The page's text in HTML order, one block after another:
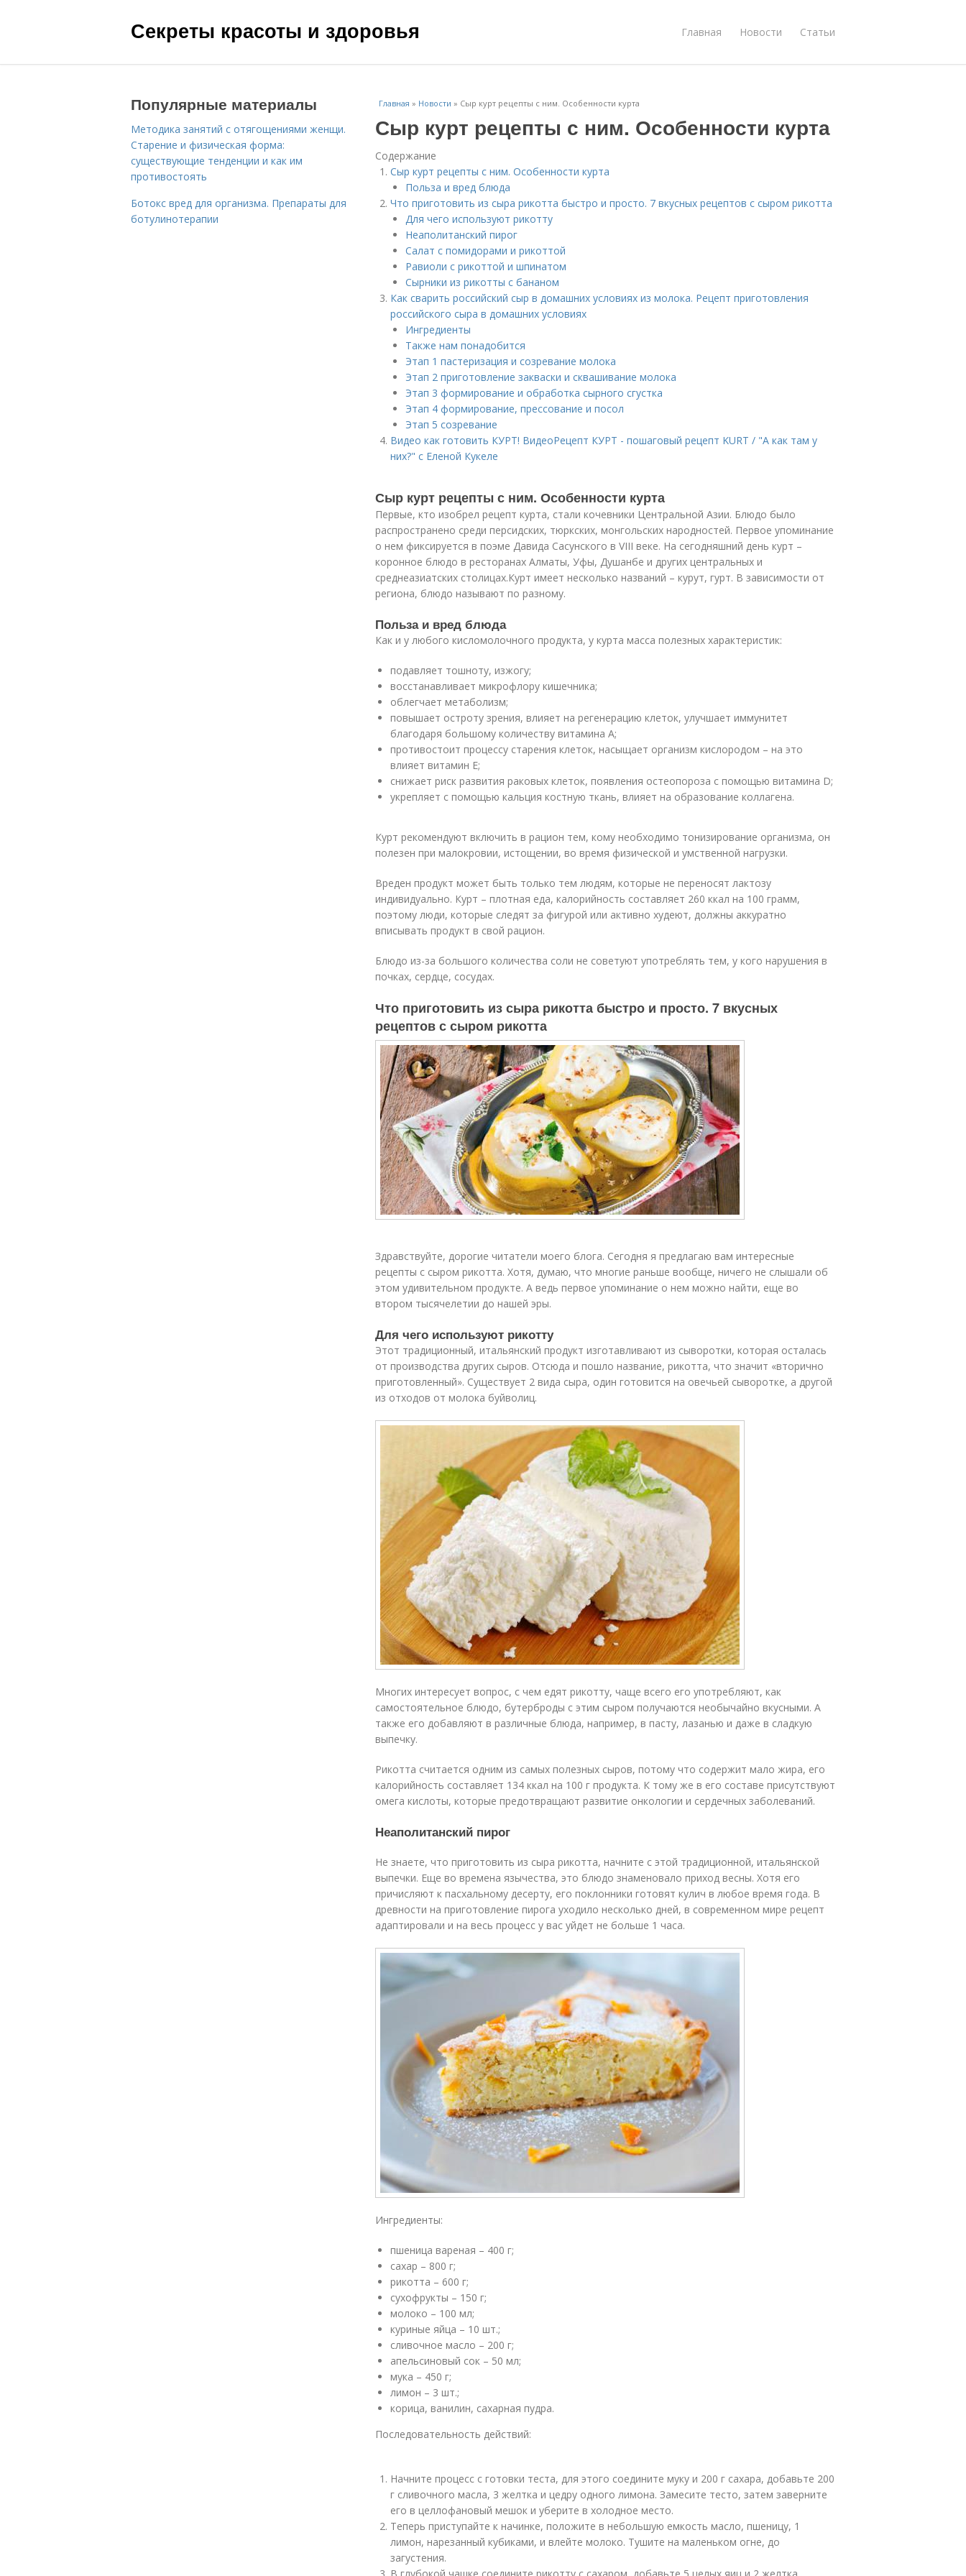
Секреты красоты и здоровья Главная Новости Статьи
Главная » Новости » Сыр курт рецепты с ним. Особенности курта
Сыр курт рецепты с ним. Особенности курта
Содержание
Сыр курт рецепты с ним. Особенности курта
Польза и вред блюда
Что приготовить из сыра рикотта быстро и просто. 7 вкусных рецептов с сыром рикотта
Для чего используют рикотту
Неаполитанский пирог
Салат с помидорами и рикоттой
Равиоли с рикоттой и шпинатом
Сырники из рикотты с бананом
Как сварить российский сыр в домашних условиях из молока. Рецепт приготовления
российского сыра в домашних условиях
Ингредиенты
Также нам понадобится
Этап 1 пастеризация и созревание молока
Этап 2 приготовление закваски и сквашивание молока
Этап 3 формирование и обработка сырного сгустка
Этап 4 формирование, прессование и посол
Этап 5 созревание
Видео как готовить КУРТ! ВидеоРецепт КУРТ - пошаговый рецепт KURT / "А как там у
них?" c Еленой Кукеле
Сыр курт рецепты с ним. Особенности курта
Первые, кто изобрел рецепт курта, стали кочевники Центральной Азии. Блюдо было
распространено среди персидских, тюркских, монгольских народностей. Первое упоминание
о нем фиксируется в поэме Давида Сасунского в VIII веке. На сегодняшний день курт –
коронное блюдо в ресторанах Алматы, Уфы, Душанбе и других центральных и
среднеазиатских столицах.Курт имеет несколько названий – курут, гурт. В зависимости от
региона, блюдо называют по разному.
Польза и вред блюда
Как и у любого кисломолочного продукта, у курта масса полезных характеристик:
подавляет тошноту, изжогу;
восстанавливает микрофлору кишечника;
облегчает метаболизм;
повышает остроту зрения, влияет на регенерацию клеток, улучшает иммунитет
благодаря большому количеству витамина А;
противостоит процессу старения клеток, насыщает организм кислородом – на это
влияет витамин Е;
снижает риск развития раковых клеток, появления остеопороза с помощью витамина D;
укрепляет с помощью кальция костную ткань, влияет на образование коллагена.
Курт рекомендуют включить в рацион тем, кому необходимо тонизирование организма, он
полезен при малокровии, истощении, во время физической и умственной нагрузки.
Вреден продукт может быть только тем людям, которые не переносят лактозу
индивидуально. Курт – плотная еда, калорийность составляет 260 ккал на 100 грамм,
поэтому люди, которые следят за фигурой или активно худеют, должны аккуратно
вписывать продукт в свой рацион.
Блюдо из-за большого количества соли не советуют употреблять тем, у кого нарушения в
почках, сердце, сосудах.
Что приготовить из сыра рикотта быстро и просто. 7 вкусных
рецептов с сыром рикотта
Здравствуйте, дорогие читатели моего блога. Сегодня я предлагаю вам интересные
рецепты с сыром рикотта. Хотя, думаю, что многие раньше вообще, ничего не слышали об
этом удивительном продукте. А ведь первое упоминание о нем можно найти, еще во
втором тысячелетии до нашей эры.
Для чего используют рикотту
Этот традиционный, итальянский продукт изготавливают из сыворотки, которая осталась
от производства других сыров. Отсюда и пошло название, рикотта, что значит «вторично
приготовленный». Существует 2 вида сыра, один готовится на овечьей сыворотке, а другой
из отходов от молока буйволиц.
Многих интересует вопрос, с чем едят рикотту, чаще всего его употребляют, как
самостоятельное блюдо, бутерброды с этим сыром получаются необычайно вкусными. А
также его добавляют в различные блюда, например, в пасту, лазанью и даже в сладкую
выпечку.
Рикотта считается одним из самых полезных сыров, потому что содержит мало жира, его
калорийность составляет 134 ккал на 100 г продукта. К тому же в его составе присутствуют
омега кислоты, которые предотвращают развитие онкологии и сердечных заболеваний.
Неаполитанский пирог
Не знаете, что приготовить из сыра рикотта, начните с этой традиционной, итальянской
выпечки. Еще во времена язычества, это блюдо знаменовало приход весны. Хотя его
причисляют к пасхальному десерту, его поклонники готовят кулич в любое время года. В
древности на приготовление пирога уходило несколько дней, в современном мире рецепт
адаптировали и на весь процесс у вас уйдет не больше 1 часа.
Ингредиенты:
пшеница вареная – 400 г;
сахар – 800 г;
рикотта – 600 г;
сухофрукты – 150 г;
молоко – 100 мл;
куриные яйца – 10 шт.;
сливочное масло – 200 г;
апельсиновый сок – 50 мл;
мука – 450 г;
лимон – 3 шт.;
корица, ванилин, сахарная пудра.
Последовательность действий:
Начните процесс с готовки теста, для этого соедините муку и 200 г сахара, добавьте 200
г сливочного масла, 3 желтка и цедру одного лимона. Замесите тесто, затем заверните
его в целлофановый мешок и уберите в холодное место.
Теперь приступайте к начинке, положите в небольшую емкость масло, пшеницу, 1
лимон, нарезанный кубиками, и влейте молоко. Тушите на маленьком огне, до
загустения.
Популярные материалы
Методика занятий с отягощениями женщи.
Старение и физическая форма:
существующие тенденции и как им
противостоять
Ботокс вред для организма. Препараты для
ботулинотерапии